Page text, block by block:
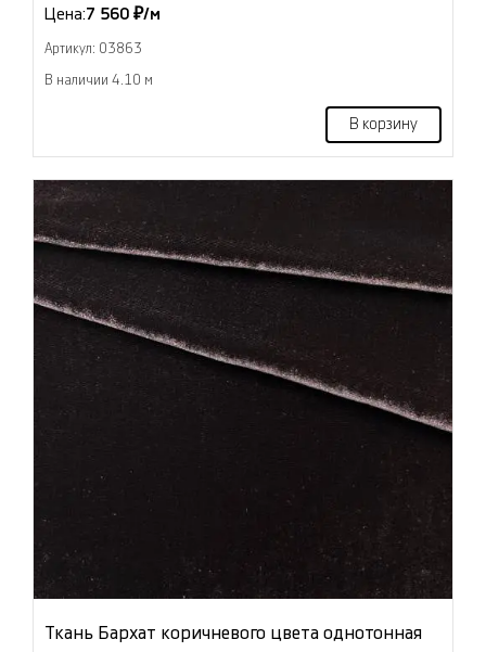
Цена:7 560 ₽/м
Артикул: 03863
В наличии 4.10 м
В корзину
Ткань Бархат коричневого цвета однотонная